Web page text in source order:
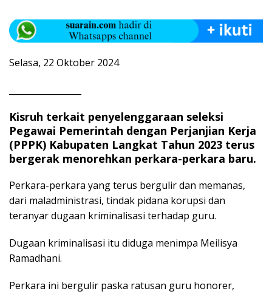
Selasa, 22 Oktober 2024
Kisruh terkait penyelenggaraan seleksi
Pegawai Pemerintah dengan Perjanjian Kerja
(PPPK) Kabupaten Langkat Tahun 2023 terus
bergerak menorehkan perkara-perkara baru.
Perkara-perkara yang terus bergulir dan memanas,
dari maladministrasi, tindak pidana korupsi dan
teranyar dugaan kriminalisasi terhadap guru.
Dugaan kriminalisasi itu diduga menimpa Meilisya
Ramadhani.
Perkara ini bergulir paska ratusan guru honorer,